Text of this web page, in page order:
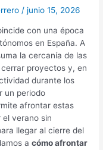
/junio 15, 2026
con una época
en España. A
la cercanía de las
proyectos y, en
durante los
un periodo
afrontar estas
verano sin
llegar al cierre del
acómo afrontar